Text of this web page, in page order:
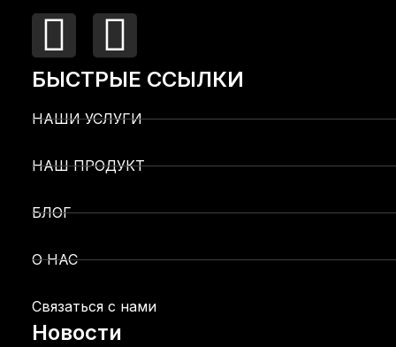
БЫСТРЫЕ ССЫЛКИ
НАШИ УСЛУГИ
НАШ ПРОДУКТ
БЛОГ
О НАС
Связаться с нами
Новости